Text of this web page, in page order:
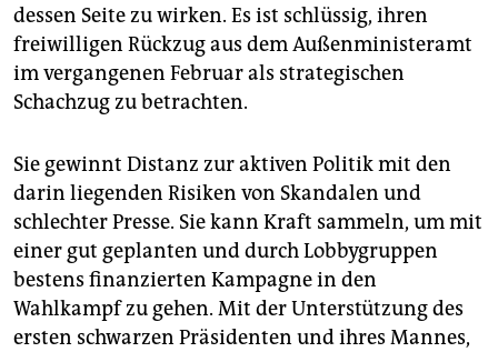
dessen Seite zu wirken. Es ist schlüssig, ihren
freiwilligen Rückzug aus dem Außenministeramt
im vergangenen Februar als strategischen
Schachzug zu betrachten.
Sie gewinnt Distanz zur aktiven Politik mit den
darin liegenden Risiken von Skandalen und
schlechter Presse. Sie kann Kraft sammeln, um mit
einer gut geplanten und durch Lobbygruppen
bestens finanzierten Kampagne in den
Wahlkampf zu gehen. Mit der Unterstützung des
ersten schwarzen Präsidenten und ihres Mannes,